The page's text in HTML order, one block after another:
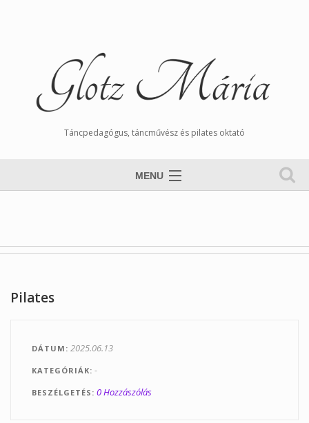
Táncpedagógus, táncművész és pilates oktató
MENU
Órarend
Kapcsolat
Pilates
DÁTUM 2025.06.13
KATEGÓRIÁK -
BESZÉLGETÉS 0 Hozzászólás